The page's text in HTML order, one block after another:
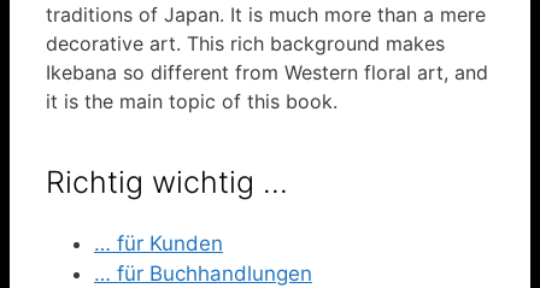
traditions of Japan. It is much more than a mere
decorative art. This rich background makes
Ikebana so different from Western floral art, and
it is the main topic of this book.
Richtig wichtig …
… für Kunden
… für Buchhandlungen